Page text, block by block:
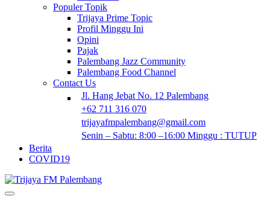
Populer Topik
Trijaya Prime Topic
Profil Minggu Ini
Opini
Pajak
Palembang Jazz Community
Palembang Food Channel
Contact Us
Jl. Hang Jebat No. 12 Palembang
+62 711 316 070
trijayafmpalembang@gmail.com
Senin – Sabtu: 8:00 –16:00 Minggu : TUTUP
Berita
COVID19